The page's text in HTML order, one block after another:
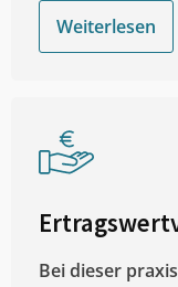
Weiterlesen
Bei dieser